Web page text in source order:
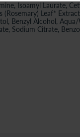
Isoamyl Laurate,
Leaf*
Benzyl Alcohol,
Sodium Citrate,